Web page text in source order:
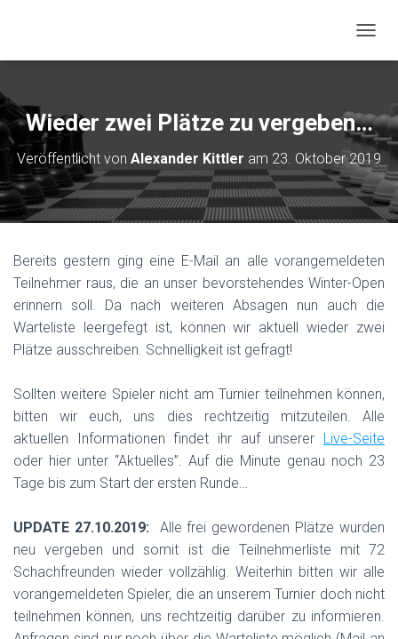
Wieder zwei Plätze zu vergeben…
Veröffentlicht von Alexander Kittler am 23. Oktober 2019
Bereits gestern ging eine E-Mail an alle vorangemeldeten
Teilnehmer raus, die an unser bevorstehendes Winter-Open
erinnern soll. Da nach weiteren Absagen nun auch die
Warteliste leergefegt ist, können wir aktuell wieder zwei
Plätze ausschreiben. Schnelligkeit ist gefragt!
Sollten weitere Spieler nicht am Turnier teilnehmen können,
bitten wir euch, uns dies rechtzeitig mitzuteilen. Alle
aktuellen Informationen findet ihr auf unserer Live-Seite
oder hier unter “Aktuelles”. Auf die Minute genau noch 23
Tage bis zum Start der ersten Runde…
UPDATE 27.10.2019: Alle frei gewordenen Plätze wurden
neu vergeben und somit ist die Teilnehmerliste mit 72
Schachfreunden wieder vollzählig. Weiterhin bitten wir alle
vorangemeldeten Spieler, die an unserem Turnier doch nicht
teilnehmen können, uns rechtzeitig darüber zu informieren.